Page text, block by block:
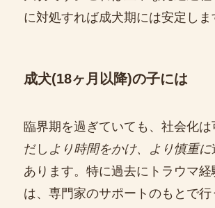
に対処すれば成犬期には安定しま
成犬(18ヶ月以降)の子には
臨界期を過ぎていても、社会化は
だし より時間をかけ、より慎重に
あります。特に過去にトラウマ
は、専門家のサポートのもとで行